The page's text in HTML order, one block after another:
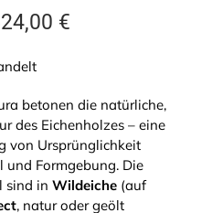
€
betonen die natürliche,
des Eichenholzes – eine
von Ursprünglichkeit
und Formgebung. Die
sind in Wildeiche (auf
, natur oder geölt